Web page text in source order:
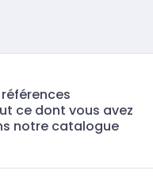
références
ce dont vous avez
notre catalogue